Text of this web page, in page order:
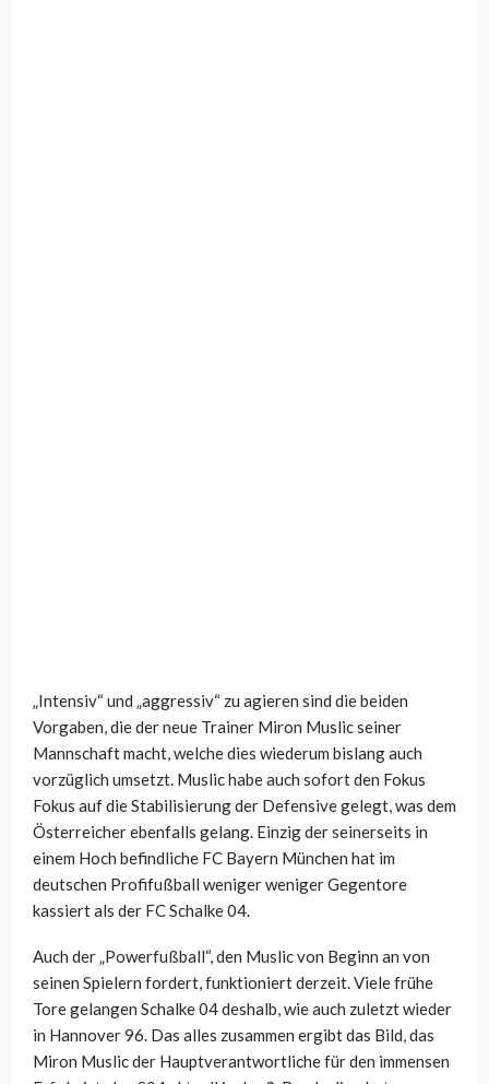
„Intensiv“ und „aggressiv“ zu agieren sind die beiden
Vorgaben, die der neue Trainer Miron Muslic seiner
Mannschaft macht, welche dies wiederum bislang auch
vorzüglich umsetzt. Muslic habe auch sofort den Fokus
Fokus auf die Stabilisierung der Defensive gelegt, was dem
Österreicher ebenfalls gelang. Einzig der seinerseits in
einem Hoch befindliche FC Bayern München hat im
deutschen Profifußball weniger weniger Gegentore
kassiert als der FC Schalke 04.
Auch der „Powerfußball“, den Muslic von Beginn an von
seinen Spielern fordert, funktioniert derzeit. Viele frühe
Tore gelangen Schalke 04 deshalb, wie auch zuletzt wieder
in Hannover 96. Das alles zusammen ergibt das Bild, das
Miron Muslic der Hauptverantwortliche für den immensen